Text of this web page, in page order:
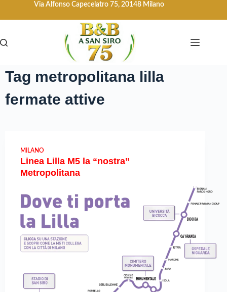
Via Alfonso Capecelatro 75, 20148 Milano
Tag metropolitana lilla
fermate attive
MILANO
Linea Lilla M5 la “nostra”
Metropolitana